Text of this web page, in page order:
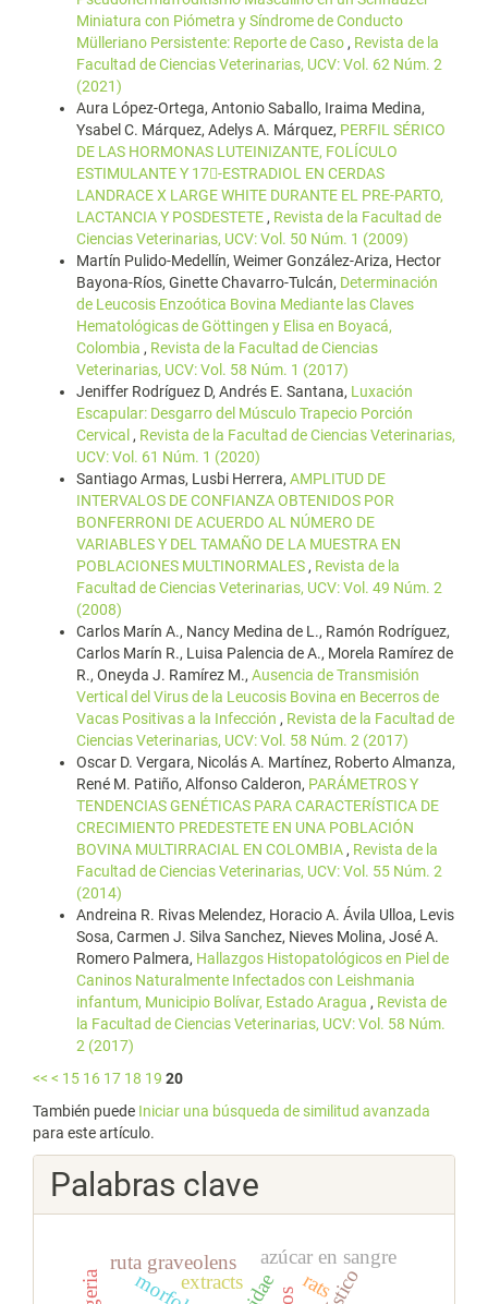
Miniatura con Piómetra y Síndrome de Conducto
Mülleriano Persistente: Reporte de Caso , Revista de la
Facultad de Ciencias Veterinarias, UCV: Vol. 62 Núm. 2
(2021)
Aura López-Ortega, Antonio Saballo, Iraima Medina,
Ysabel C. Márquez, Adelys A. Márquez, PERFIL SÉRICO
DE LAS HORMONAS LUTEINIZANTE, FOLÍCULO
ESTIMULANTE Y 17-ESTRADIOL EN CERDAS
LANDRACE X LARGE WHITE DURANTE EL PRE-PARTO,
LACTANCIA Y POSDESTETE , Revista de la Facultad de
Ciencias Veterinarias, UCV: Vol. 50 Núm. 1 (2009)
Martín Pulido-Medellín, Weimer González-Ariza, Hector
Bayona-Ríos, Ginette Chavarro-Tulcán, Determinación
de Leucosis Enzoótica Bovina Mediante las Claves
Hematológicas de Göttingen y Elisa en Boyacá,
Colombia , Revista de la Facultad de Ciencias
Veterinarias, UCV: Vol. 58 Núm. 1 (2017)
Jeniffer Rodríguez D, Andrés E. Santana, Luxación
Escapular: Desgarro del Músculo Trapecio Porción
Cervical , Revista de la Facultad de Ciencias Veterinarias,
UCV: Vol. 61 Núm. 1 (2020)
Santiago Armas, Lusbi Herrera, AMPLITUD DE
INTERVALOS DE CONFIANZA OBTENIDOS POR
BONFERRONI DE ACUERDO AL NÚMERO DE
VARIABLES Y DEL TAMAÑO DE LA MUESTRA EN
POBLACIONES MULTINORMALES , Revista de la
Facultad de Ciencias Veterinarias, UCV: Vol. 49 Núm. 2
(2008)
Carlos Marín A., Nancy Medina de L., Ramón Rodríguez,
Carlos Marín R., Luisa Palencia de A., Morela Ramírez de
R., Oneyda J. Ramírez M., Ausencia de Transmisión
Vertical del Virus de la Leucosis Bovina en Becerros de
Vacas Positivas a la Infección , Revista de la Facultad de
Ciencias Veterinarias, UCV: Vol. 58 Núm. 2 (2017)
Oscar D. Vergara, Nicolás A. Martínez, Roberto Almanza,
René M. Patiño, Alfonso Calderon, PARÁMETROS Y
TENDENCIAS GENÉTICAS PARA CARACTERÍSTICA DE
CRECIMIENTO PREDESTETE EN UNA POBLACIÓN
BOVINA MULTIRRACIAL EN COLOMBIA , Revista de la
Facultad de Ciencias Veterinarias, UCV: Vol. 55 Núm. 2
(2014)
Andreina R. Rivas Melendez, Horacio A. Ávila Ulloa, Levis
Sosa, Carmen J. Silva Sanchez, Nieves Molina, José A.
Romero Palmera, Hallazgos Histopatológicos en Piel de
Caninos Naturalmente Infectados con Leishmania
infantum, Municipio Bolívar, Estado Aragua , Revista de
la Facultad de Ciencias Veterinarias, UCV: Vol. 58 Núm.
2 (2017)
<< < 15 16 17 18 19 20
También puede Iniciar una búsqueda de similitud avanzada
para este artículo.
Palabras clave
ruta graveolens azúcar en sangre
extracts rats